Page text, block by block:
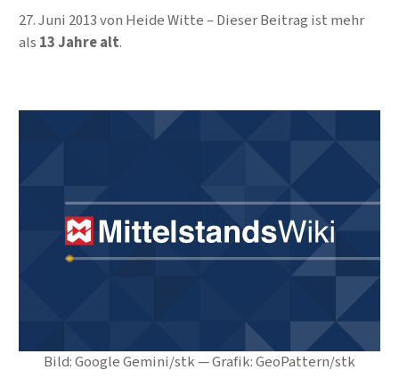
Bild: Google Gemini/stk — Grafik: GeoPattern/stk
27. Juni 2013von Heide Witte
Dieser Beitrag ist mehr
als 13 Jahre alt.